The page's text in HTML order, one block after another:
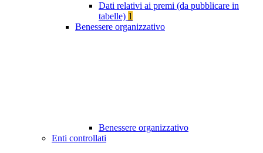
Dati relativi ai premi (da pubblicare in
tabelle) 1
Benessere organizzativo
Benessere organizzativo
Enti controllati